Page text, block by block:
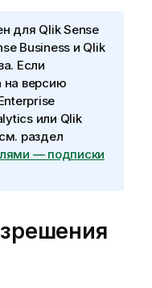
для Qlik Sense
Business и Qlik
. Если
на версию
или Qlik
раздел
— подписки